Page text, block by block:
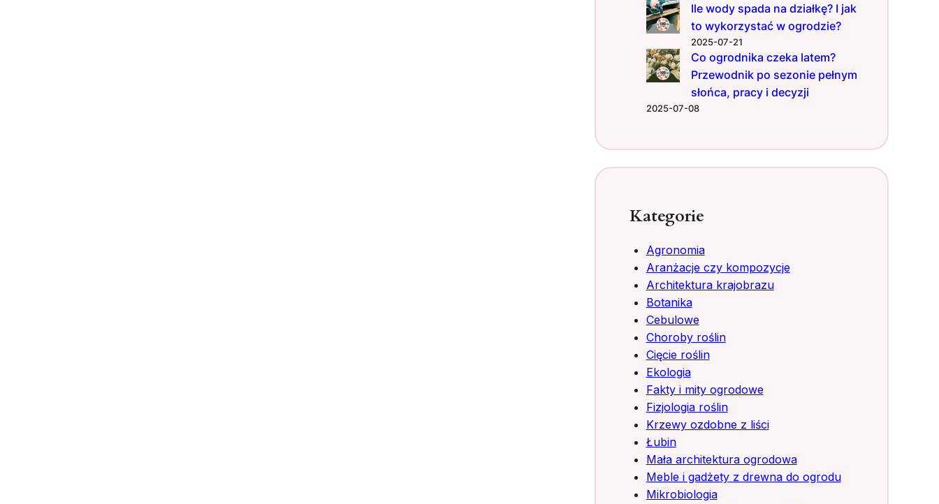
Ile wody spada na działkę? I jak
to wykorzystać w ogrodzie?
2025-07-21
Co ogrodnika czeka latem?
Przewodnik po sezonie pełnym
słońca, pracy i decyzji
2025-07-08
Kategorie
Agronomia
Aranżacje czy kompozycje
Architektura krajobrazu
Botanika
Cebulowe
Choroby roślin
Cięcie roślin
Ekologia
Fakty i mity ogrodowe
Fizjologia roślin
Krzewy ozdobne z liści
Łubin
Mała architektura ogrodowa
Meble i gadżety z drewna do ogrodu
Mikrobiologia